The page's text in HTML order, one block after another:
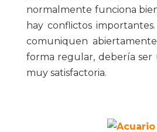
normalmente funciona
hay conflictos
comuniquen
forma regular, debería ser
muy satisfactoria.